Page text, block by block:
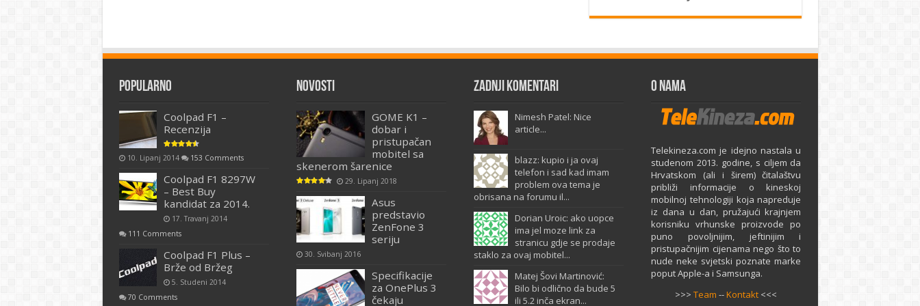
Popularno
Coolpad F1 –
Recenzija
10. Lipanj 2014 153 Comments
Coolpad F1 8297W
– Best Buy
kandidat za 2014.
17. Travanj 2014
111 Comments
Coolpad F1 Plus –
Brže od Bržeg
5. Studeni 2014
70 Comments
Novosti
GOME K1 –
dobar i
pristupačan
mobitel sa
skenerom šarenice
29. Lipanj 2018
Asus
predstavio
ZenFone 3
seriju
30. Svibanj 2016
Specifikacije
za OnePlus 3
čekaju
Zadnji komentari
Nimesh Patel: Nice
article...
blazz: kupio i ja ovaj
telefon i sad kad imam
problem ova tema je
obrisana na forumu il...
Dorian Uroic: ako uopce
ima jel moze link za
stranicu gdje se prodaje
staklo za ovaj mobitel...
Matej Šovi Martinović:
Bilo bi odlično da bude 5
ili 5.2 inča ekran...
O Nama
Telekineza.com je idejno nastala u
studenom 2013. godine, s ciljem da
Hrvatskom (ali i širem) čitalaštvu
približi informacije o kineskoj
mobilnoj tehnologiji koja napreduje
iz dana u dan, pružajući krajnjem
korisniku vrhunske proizvode po
puno povoljnijim, jeftinijim i
pristupačnijim cijenama nego što to
nude neke svjetski poznate marke
poput Apple-a i Samsunga.
>>>Team --Kontakt <<<